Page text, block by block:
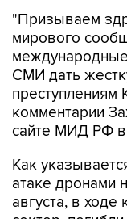
"Призываем
мирового
СМИ дать
преступлениям
комментарии
сайте МИД РФ в
Как
атаке дронами
августа, в